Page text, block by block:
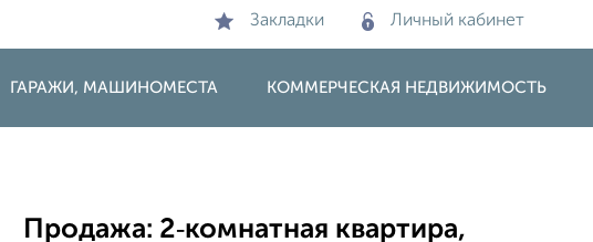
Закладки Личный кабинет
ГАРАЖИ, МАШИНОМЕСТА КОММЕРЧЕСКАЯ НЕДВИЖИМОСТЬ
Продажа: 2‑комнатная квартира,